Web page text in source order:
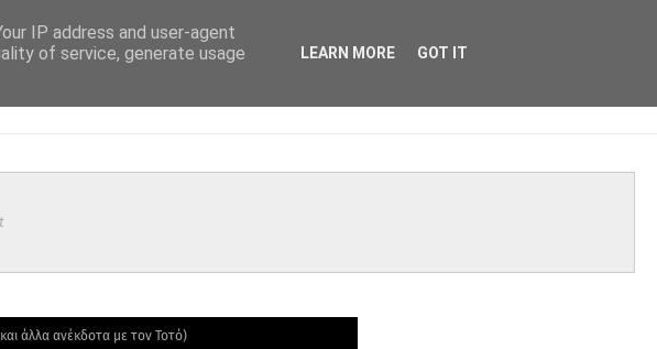
άλλα ανέκδοτα με τον Τοτό)
IP address and user-agent
of service, generate usage
LEARN MORE GOT IT